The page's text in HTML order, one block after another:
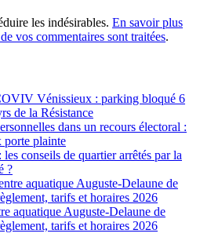
les indésirables. En savoir plus
vos commentaires sont traitées.
Vénissieux : parking bloqué 6
de la Résistance
dans un recours électoral :
porte plainte
conseils de quartier arrêtés par la
?
aquatique Auguste-Delaune de
tarifs et horaires 2026
aquatique Auguste-Delaune de
tarifs et horaires 2026